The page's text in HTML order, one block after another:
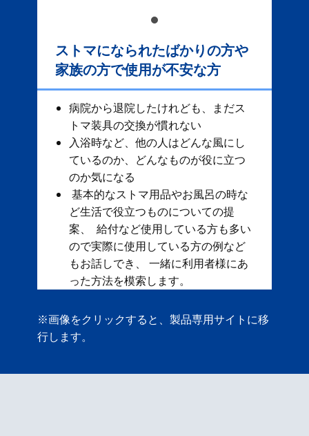
ストマになられたばかりの方や
家族の方で使用が不安な方
病院から退院したけれども、まだス
トマ装具の交換が慣れない
入浴時など、他の人はどんな風にし
ているのか、どんなものが役に立つ
のか気になる
基本的なストマ用品やお風呂の時な
ど生活で役立つものについての提
案、 給付など使用している方も多い
ので実際に使用している方の例など
もお話しでき、 一緒に利用者様にあ
った方法を模索します。
※画像をクリックすると、製品専用サイトに移
行します。